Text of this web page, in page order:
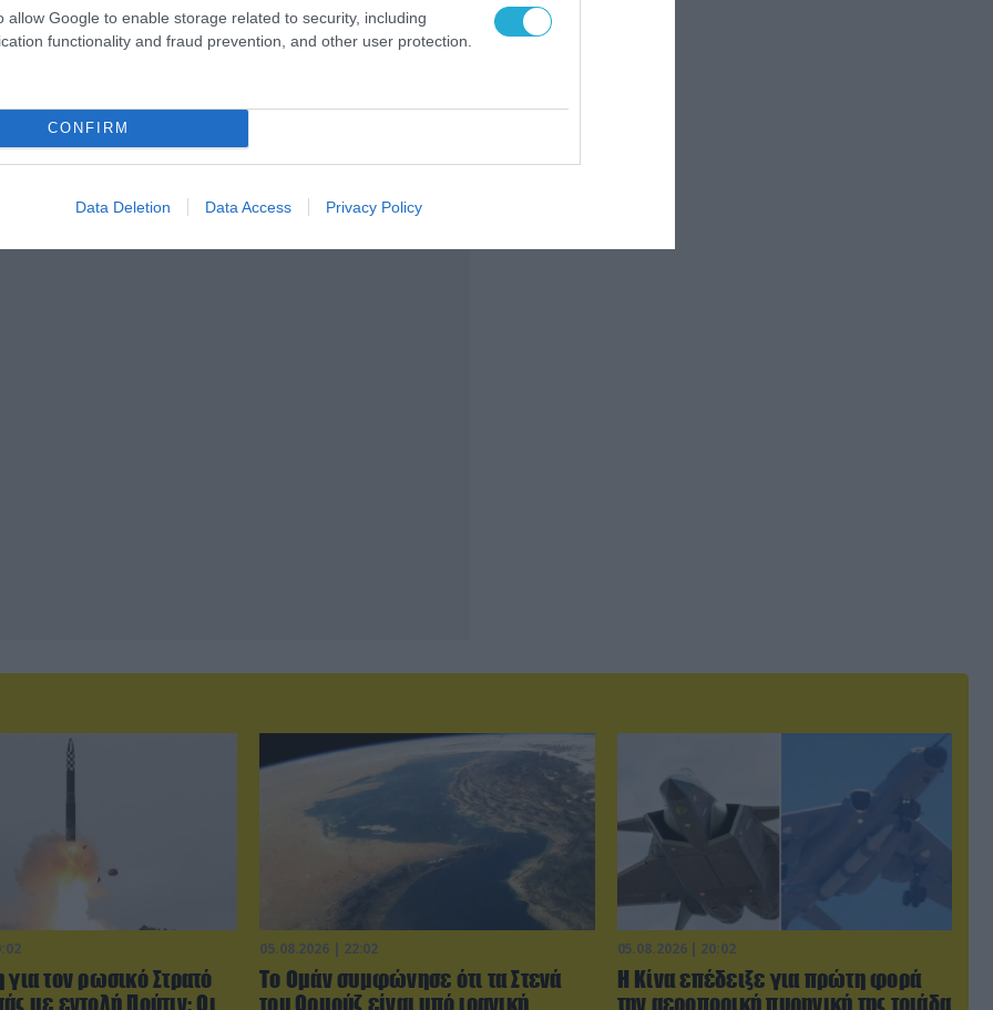
allow Google to enable storage related to security, including
functionality and fraud prevention, and other user protection.
CONFIRM
Data Deletion Data Access Privacy Policy
για τον ρωσικό Στρατό
με εντολή Πούτιν: Οι
05.08.2026 | 22:02
Το Ομάν συμφώνησε ότι τα Στενά
του Ορμούζ είναι υπό ιρανική
05.08.2026 | 20:02
Η Κίνα επέδειξε για πρώτη φορά
την αεροπορική πυρηνική της τριάδα